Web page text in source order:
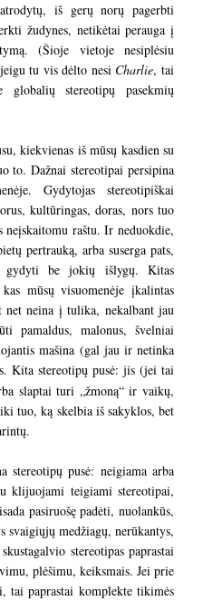
iš gerų norų pagerbti
žudynes, netikėtai perauga į
(Šioje vietoje nesiplėsiu
tu vis dėlto nesi Charlie, tai
stereotipų pasekmių
kiekvienas iš mūsų kasdien su
to. Dažnai stereotipai persipina
Gydytojas stereotipiškai
kultūringas, doras, nors tuo
raštu. Ir neduokdie,
pertrauką, arba suserga pats,
gydyti be jokių išlygų. Kitas
mūsų visuomenėje įkalintas
net neina į tulika, nekalbant jau
pamaldus, malonus, švelniai
mašina (gal jau ir netinka
Kita stereotipų pusė: jis (jei tai
slaptai turi „žmoną“ ir vaikų,
tuo, ką skelbia iš sakyklos, bet
stereotipų pusė: neigiama arba
klijuojami teigiami stereotipai,
pasiruošę padėti, nuolankūs,
svaigiųjų medžiagų, nerūkantys,
stereotipas paprastai
plėšimu, keiksmais. Jei prie
tai paprastai komplekte tikimės